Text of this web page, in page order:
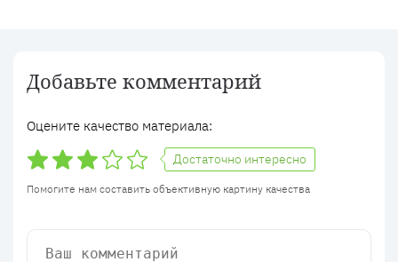
Добавьте комментарий
Оцените качество материала:
Достаточно интересно
Помогите нам составить объективную картину качества